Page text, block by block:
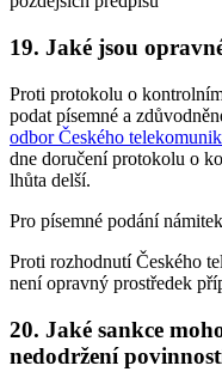
19. Jaké jsou
Proti protokolu o
podat písemné a
odbor Českého
dne doručení protokolu o
lhůta delší.
Pro písemné podání
Proti rozhodnutí Českého
není opravný prostředek
20. Jaké sankce
nedodržení